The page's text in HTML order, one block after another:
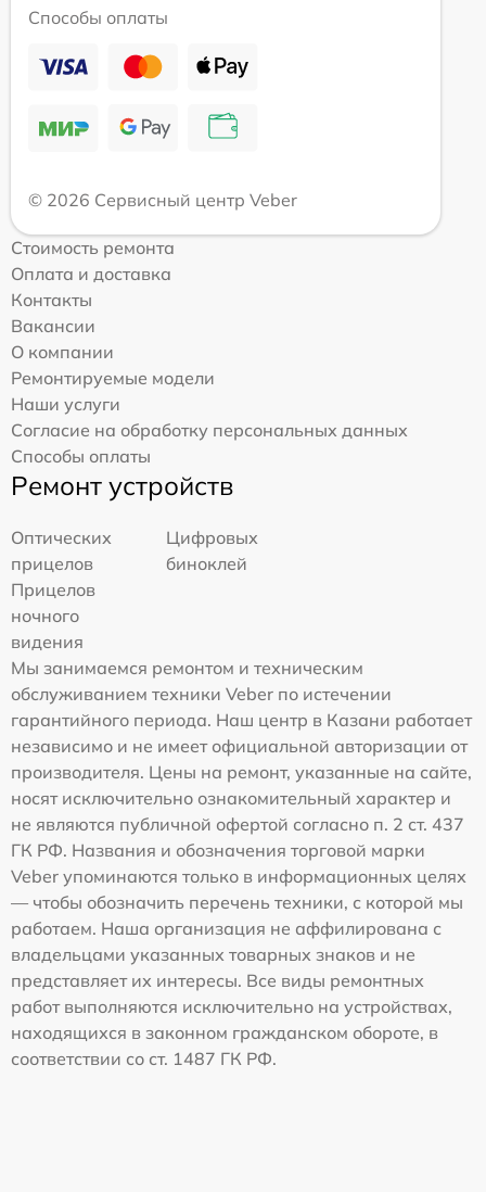
Способы оплаты
© 2026 Сервисный центр Veber
Стоимость ремонта
Оплата и доставка
Контакты
Вакансии
О компании
Ремонтируемые модели
Наши услуги
Согласие на обработку персональных данных
Способы оплаты
Ремонт устройств
Оптических
прицелов
Цифровых
биноклей
Прицелов
ночного
видения
Мы занимаемся ремонтом и техническим
обслуживанием техники Veber по истечении
гарантийного периода. Наш центр в Казани работает
независимо и не имеет официальной авторизации от
производителя. Цены на ремонт, указанные на сайте,
носят исключительно ознакомительный характер и
не являются публичной офертой согласно п. 2 ст. 437
ГК РФ. Названия и обозначения торговой марки
Veber упоминаются только в информационных целях
— чтобы обозначить перечень техники, с которой мы
работаем. Наша организация не аффилирована с
владельцами указанных товарных знаков и не
представляет их интересы. Все виды ремонтных
работ выполняются исключительно на устройствах,
находящихся в законном гражданском обороте, в
соответствии со ст. 1487 ГК РФ.